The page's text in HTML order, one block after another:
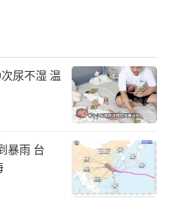
尿不湿 温
暴雨 台